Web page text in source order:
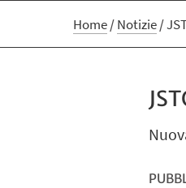
Home/Notizie/